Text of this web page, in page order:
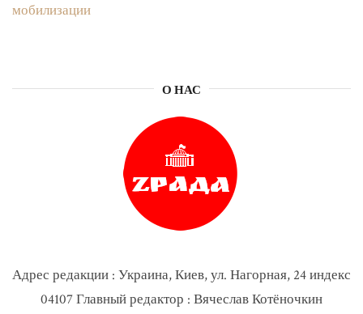
мобилизации
О НАС
Адрес редакции : Украина, Киев, ул. Нагорная, 24 индекс
04107 Главный редактор : Вячеслав Котёночкин